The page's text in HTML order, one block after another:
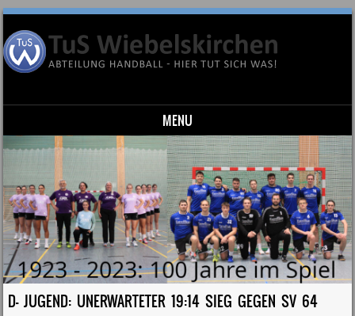
MENU
Skip to content
D- JUGEND: UNERWARTETER 19:14 SIEG GEGEN SV 64